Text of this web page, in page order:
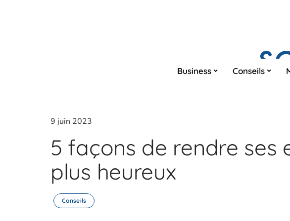
Business Conseils
9 juin 2023
5 façons de rendre ses
plus heureux
Conseils